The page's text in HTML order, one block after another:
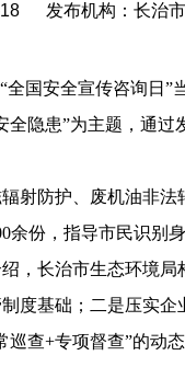
18 发布机构：长治
全国安全宣传咨询日
隐患”为主题，通过
射防护、废机油非
余份，指导市民识别
，长治市生态环境局
度基础；二是压实企
查+专项督查”的动